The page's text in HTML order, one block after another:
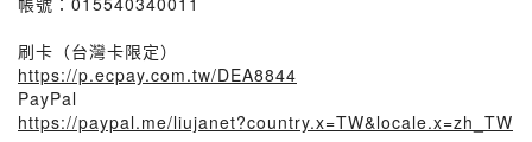
刷卡（台灣卡限定）
https://p.ecpay.com.tw/DEA8844
PayPal
https://paypal.me/liujanet?country.x=TW&locale.x=zh_TW